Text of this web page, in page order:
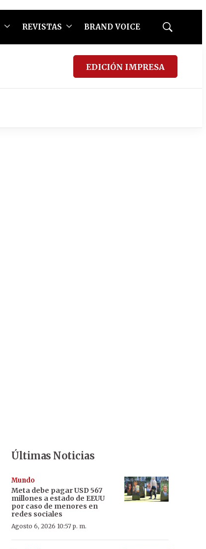
REVISTAS BRAND VOICE
Mostrar
EDICIÓN IMPRESA
Últimas Noticias
Mundo
Meta debe pagar USD 567
millones a estado de EEUU
por caso de menores en
redes sociales
Agosto 6, 2026 10:57 p. m.